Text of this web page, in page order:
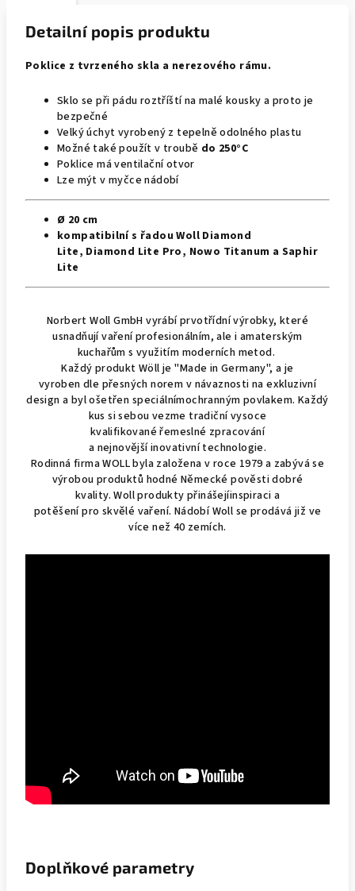
Detailní popis produktu
Poklice z tvrzeného skla a nerezového rámu.
Sklo se při pádu roztříští na malé kousky a proto je
bezpečné
Velký úchyt vyrobený z tepelně odolného plastu
Možné také použít v troubě do 250°C
Poklice má ventilační otvor
Lze mýt v myčce nádobí
Ø 20 cm
kompatibilní s řadou Woll Diamond
Lite, Diamond Lite Pro, Nowo Titanum a Saphir
Lite
Norbert Woll GmbH vyrábíprvotřídní výrobky, které
usnadňujívaření profesionálním, ale i amaterským
kuchařům s využitím moderních metod.
Každý produkt Wöll je"Made in Germany", aje
vyroben dle přesných norem v návaznosti na exkluzivní
design a byl ošetřen speciálnímochranným povlakem. Každý
kus si sebou vezme tradičnívysoce
kvalifikované řemeslné zpracování
a nejnovějšíinovativnítechnologie.
Rodinná firmaWOLL byla založena v roce 1979 a zabývá se
výrobou produktů hodné Německé pověsti dobré
kvality. Woll produkty přinášejíinspiraci a
potěšenípro skvělé vaření. Nádobí Woll se prodává již ve
více než 40 zemích.
Doplňkové parametry